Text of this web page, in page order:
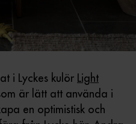
i Lyckes kulör Light
är lätt att använda i
en optimistisk och